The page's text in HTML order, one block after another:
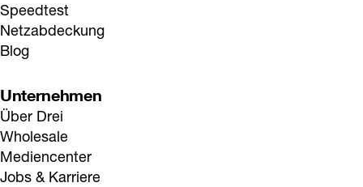
Speedtest
Netzabdeckung
Blog
Unternehmen
Über Drei
Wholesale
Mediencenter
Jobs & Karriere